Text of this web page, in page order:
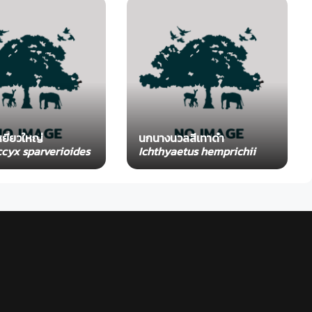
ยวใหญ่
sparverioides
นกนางนวลสีเทาดำ
Ichthyaetus hemprichii